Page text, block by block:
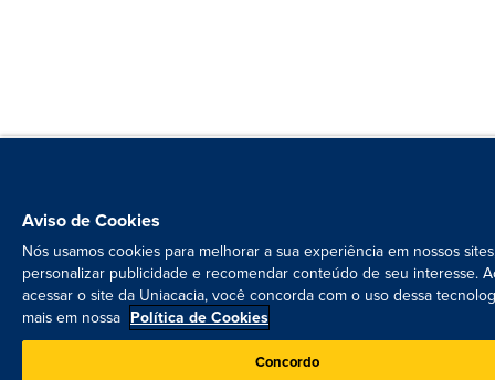
Aviso de Cookies
Nós usamos cookies para melhorar a sua experiência em nossos
personalizar publicidade e recomendar conteúdo de seu interesse.
acessar o site da Uniacacia, você concorda com o uso dessa
mais em nossa Política de Cookies
Concordo